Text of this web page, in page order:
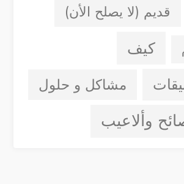
قديم (لا يصلح الأن)
كيف
مشاكل و حلول
وألاعيب